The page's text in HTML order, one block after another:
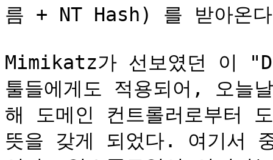
름 + NT Hash) 를 받아온
Mimikatz가 선보였던 이
툴들에게도 적용되어, 오늘
해 도메인 컨트롤러로부터
뜻을 갖게 되었다. 여기서